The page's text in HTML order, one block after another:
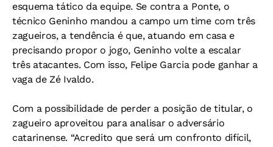
esquema tático da equipe. Se contra a Ponte, o
técnico Geninho mandou a campo um time com três
zagueiros, a tendência é que, atuando em casa e
precisando propor o jogo, Geninho volte a escalar
três atacantes. Com isso, Felipe Garcia pode ganhar a
vaga de Zé Ivaldo.
Com a possibilidade de perder a posição de titular, o
zagueiro aproveitou para analisar o adversário
catarinense. “Acredito que será um confronto difícil,